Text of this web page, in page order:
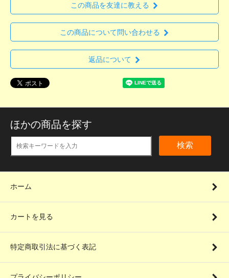
この商品を友達に教える
この商品について問い合わせる
返品について
ほかの商品を探す
検索
ホーム
カートを見る
特定商取引法に基づく表記